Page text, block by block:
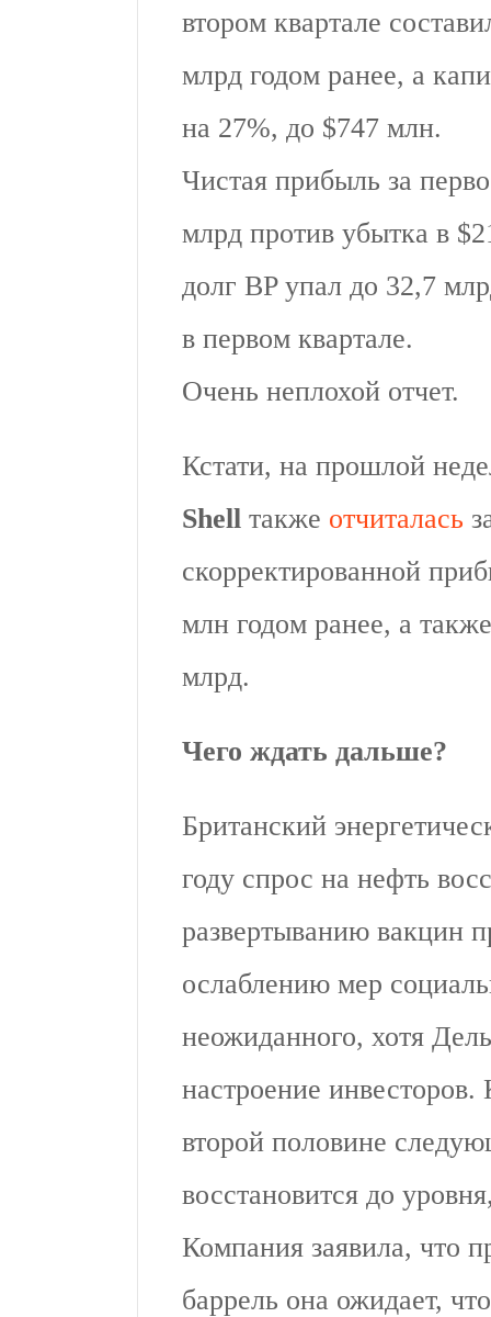
втором квартале
млрд годом ранее, а
на 27%, до $747 млн.
Чистая прибыль за
млрд против убытка в
долг BP упал до 32,7
в первом квартале.
Очень неплохой отчет.
Кстати, на прошлой
Shell также отчиталась
скорректированной
млн годом ранее, а
млрд.
Чего ждать дальше?
Британский
году спрос на нефть
развертыванию вакцин
ослаблению мер
неожиданного, хотя
настроение
второй половине
восстановится до
Компания заявила, что
баррель она ожидает,